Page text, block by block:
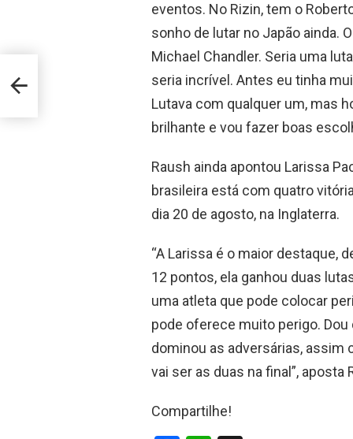
eventos. No Rizin, tem o
sonho de lutar no Japão ainda.
Michael Chandler. Seria uma
seria incrível. Antes eu tinha
Lutava com qualquer um, mas
brilhante e vou fazer boas
Raush ainda apontou Larissa
brasileira está com quatro
dia 20 de agosto, na Inglaterra.
“A Larissa é o maior destaque,
12 pontos, ela ganhou duas
uma atleta que pode colocar
pode oferece muito perigo. Dou
dominou as adversárias, assim
vai ser as duas na final”, aposta
Compartilhe!
Jitsu